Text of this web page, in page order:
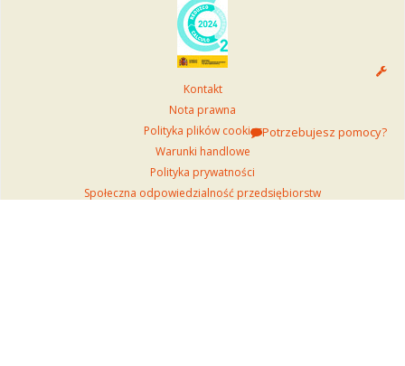
Kontakt
Nota prawna
Polityka plików cookies
Warunki handlowe
Polityka prywatności
Społeczna odpowiedzialność przedsiębiorstw
Potrzebujesz pomocy?